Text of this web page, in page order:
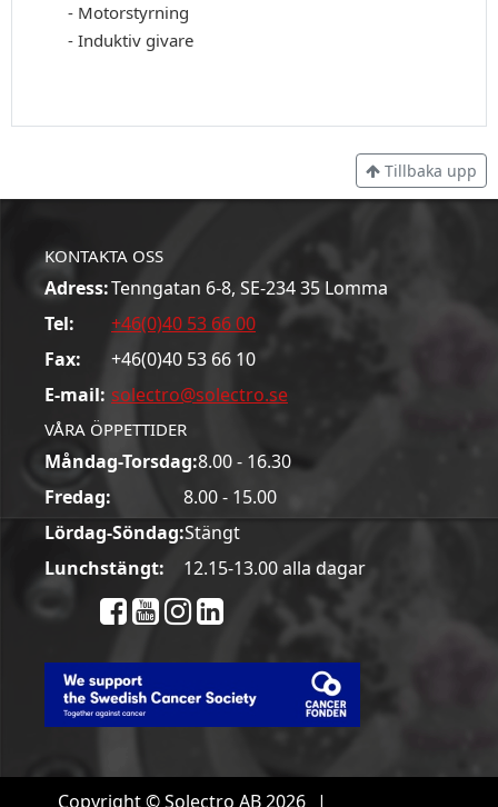
- Motorstyrning
- Induktiv givare
Tillbaka upp
KONTAKTA OSS
Adress:Tenngatan 6-8, SE-234 35 Lomma
Tel:
+46(0)40 53 66 00
Fax:
+46(0)40 53 66 10
E-mail: solectro@solectro.se
VÅRA ÖPPETTIDER
Måndag-Torsdag:8.00 - 16.30
Fredag:
8.00 - 15.00
Lördag-Söndag:Stängt
Lunchstängt:
12.15-13.00 alla dagar
Copyright © Solectro AB 2026 |